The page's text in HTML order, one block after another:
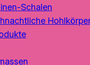
Schalen